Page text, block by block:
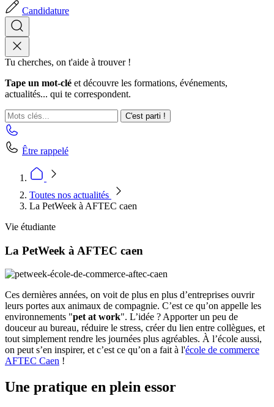
Candidature
Tu cherches, on t'aide à trouver !
Tape un mot-clé et découvre les formations, événements,
actualités... qui te correspondent.
C'est parti !
Être rappelé
Toutes nos actualités
La PetWeek à AFTEC caen
Vie étudiante
La PetWeek à AFTEC caen
Ces dernières années, on voit de plus en plus d’entreprises ouvrir
leurs portes aux animaux de compagnie. C’est ce qu’on appelle les
environnements "pet at work". L’idée ? Apporter un peu de
douceur au bureau, réduire le stress, créer du lien entre collègues, et
tout simplement rendre les journées plus agréables. À l’école aussi,
on peut s’en inspirer, et c’est ce qu’on a fait à l'école de commerce
AFTEC Caen !
Une pratique en plein essor